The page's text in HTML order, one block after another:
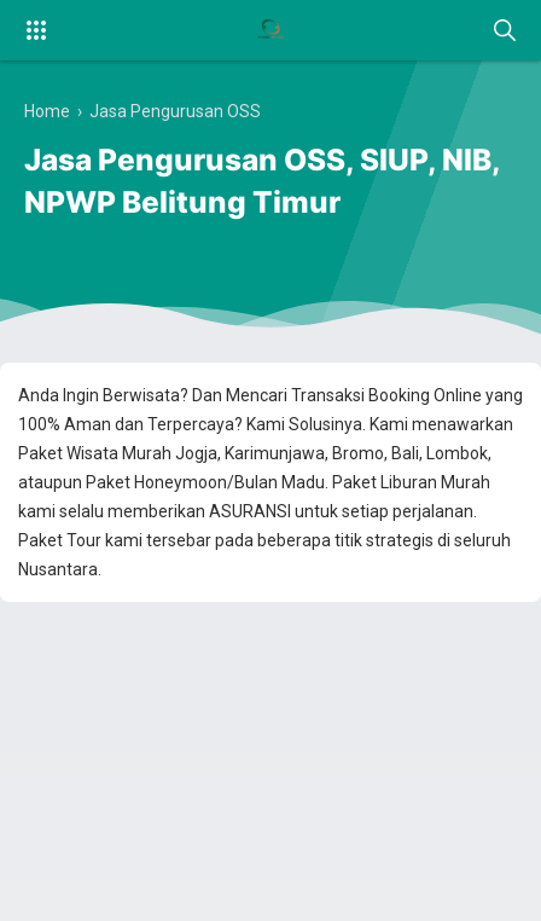
Anda Ingin Berwisata? Dan Mencari Transaksi Booking Online yang
100% Aman dan Terpercaya? Kami Solusinya. Kami menawarkan
Paket Wisata Murah Jogja, Karimunjawa, Bromo, Bali, Lombok,
ataupun Paket Honeymoon/Bulan Madu. Paket Liburan Murah
kami selalu memberikan ASURANSI untuk setiap perjalanan.
Paket Tour kami tersebar pada beberapa titik strategis di seluruh
Nusantara.
Home › Jasa Pengurusan OSS
Jasa Pengurusan OSS, SIUP, NIB,
NPWP Belitung Timur